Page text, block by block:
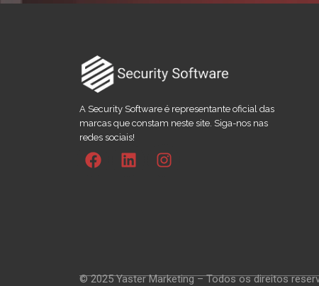
A Security Software é representante oficial das
marcas que constam neste site. Siga-nos nas
redes sociais!
© 2025 Yaster Marketing – Todos os direitos